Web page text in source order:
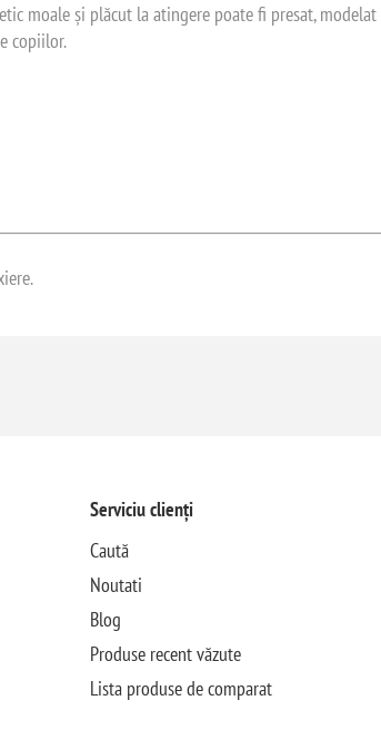
moale și plăcut la atingere poate fi presat,
copiilor.
Serviciu clienți
Caută
Noutati
Blog
Produse recent văzute
Lista produse de comparat